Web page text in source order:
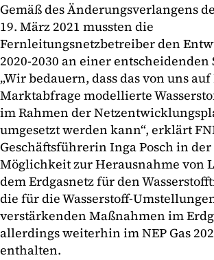
Gemäß des Änderungsverlangens
19. März 2021 mussten die
Fernleitungsnetzbetreiber den
2020-2030 an einer
„Wir bedauern, dass das von uns
Marktabfrage modellierte
im Rahmen der
umgesetzt werden kann“, erklärt
Geschäftsführerin Inga Posch in
Möglichkeit zur Herausnahme von
dem Erdgasnetz für den
die für die Wasserstoff-
verstärkenden Maßnahmen im
allerdings weiterhin im NEP Gas
enthalten.